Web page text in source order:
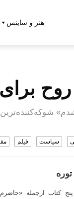
هنر و ساینس
روح
سیاست فیلم
توره
کتاب ازجمله